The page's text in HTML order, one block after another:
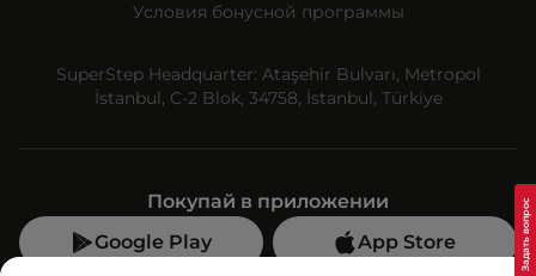
Условия бонусной программы
SuperStep Headquarter: Ataşehir Bulvarı, Metropol
İstanbul, C-2 Blok, 34758, İstanbul, Türkiye
Покупай в приложении
Google Play
App Store